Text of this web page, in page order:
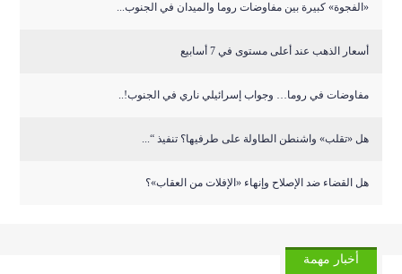
«الفجوة» كبيرة بين مفاوضات روما والميدان في الجنوب...
أسعار الذهب عند أعلى مستوى في 7 أسابيع
مفاوضات في روما… وجواب إسرائيلي ناري في الجنوب!..
هل «تقلب» واشنطن الطاولة على طرفيها؟ تنفيذ “...
هل القضاء ضد الإصلاح وإنهاء «الإفلات من العقاب»؟
أخبار مهمة